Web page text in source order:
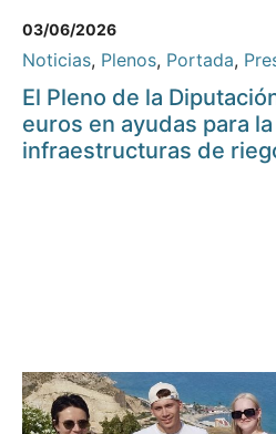
03/06/2026
Noticias, Plenos, Portada,
El Pleno de la
euros en ayudas para
infraestructuras de